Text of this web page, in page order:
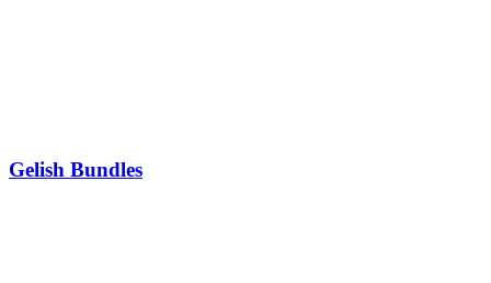
Gelish Bundles